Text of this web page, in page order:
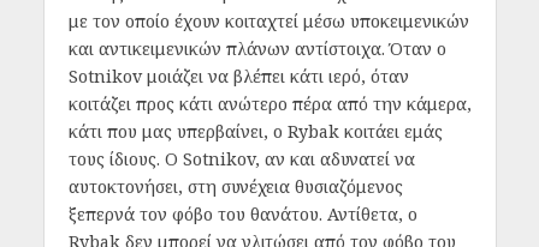
με τον οποίο έχουν κοιταχτεί μέσω υποκειμενικών
και αντικειμενικών πλάνων αντίστοιχα. Όταν ο
Sotnikov μοιάζει να βλέπει κάτι ιερό, όταν
κοιτάζει προς κάτι ανώτερο πέρα από την κάμερα,
κάτι που μας υπερβαίνει, ο Rybak κοιτάει εμάς
τους ίδιους. Ο Sotnikov, αν και αδυνατεί να
αυτοκτονήσει, στη συνέχεια θυσιαζόμενος
ξεπερνά τον φόβο του θανάτου. Αντίθετα, ο
Rybak δεν μπορεί να γλιτώσει από τον φόβο του